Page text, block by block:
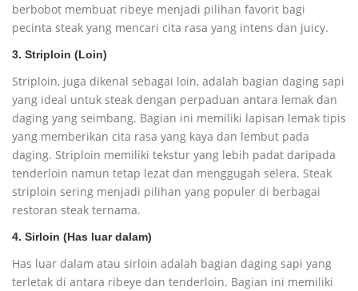
berbobot membuat ribeye menjadi pilihan favorit bagi
pecinta steak yang mencari cita rasa yang intens dan juicy.
3. Striploin (Loin)
Striploin, juga dikenal sebagai loin, adalah bagian daging sapi
yang ideal untuk steak dengan perpaduan antara lemak dan
daging yang seimbang. Bagian ini memiliki lapisan lemak tipis
yang memberikan cita rasa yang kaya dan lembut pada
daging. Striploin memiliki tekstur yang lebih padat daripada
tenderloin namun tetap lezat dan menggugah selera. Steak
striploin sering menjadi pilihan yang populer di berbagai
restoran steak ternama.
4. Sirloin (Has luar dalam)
Has luar dalam atau sirloin adalah bagian daging sapi yang
terletak di antara ribeye dan tenderloin. Bagian ini memiliki